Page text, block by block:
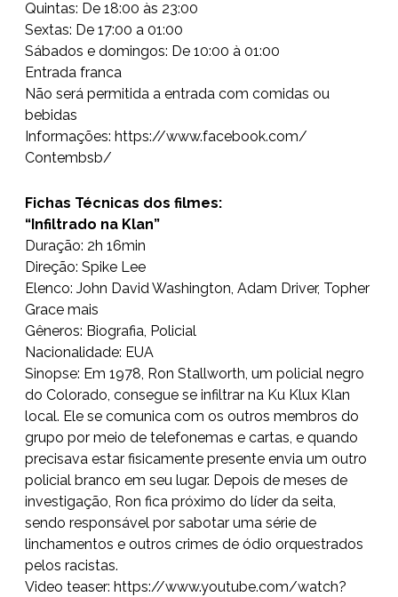
Quintas: De 18:00 às 23:00
Sextas: De 17:00 a 01:00
Sábados e domingos: De 10:00 à 01:00
Entrada franca
Não será permitida a entrada com comidas ou
bebidas
Informações: https://www.facebook.com/
Contembsb/
Fichas Técnicas dos filmes:
“Infiltrado na Klan”
Duração: 2h 16min
Direção: Spike Lee
Elenco: John David Washington, Adam Driver, Topher
Grace mais
Gêneros: Biografia, Policial
Nacionalidade: EUA
Sinopse: Em 1978, Ron Stallworth, um policial negro
do Colorado, consegue se infiltrar na Ku Klux Klan
local. Ele se comunica com os outros membros do
grupo por meio de telefonemas e cartas, e quando
precisava estar fisicamente presente envia um outro
policial branco em seu lugar. Depois de meses de
investigação, Ron fica próximo do líder da seita,
sendo responsável por sabotar uma série de
linchamentos e outros crimes de ódio orquestrados
pelos racistas.
Video teaser: https://www.youtube.com/watch?